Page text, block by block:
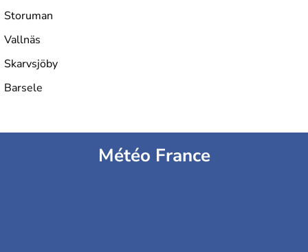
Storuman
Vallnäs
Skarvsjöby
Barsele
Météo France